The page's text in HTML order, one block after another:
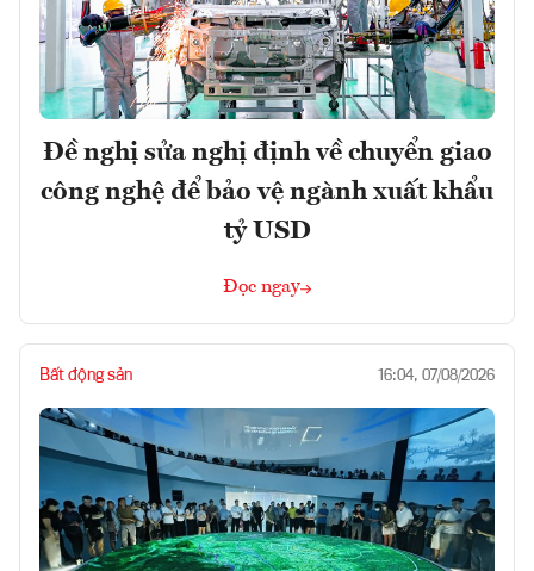
Đề nghị sửa nghị định về chuyển giao
công nghệ để bảo vệ ngành xuất khẩu
tỷ USD
Đọc ngay
Bất động sản 16:04, 07/08/2026